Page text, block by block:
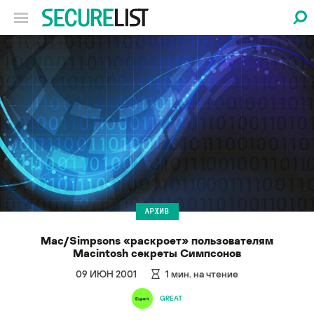
АРХИВ
Mac/Simpsons «раскроет» пользователям
Macintosh секреты Симпсонов
09 ИЮН 2001 1 мин. на чтение
GREAT